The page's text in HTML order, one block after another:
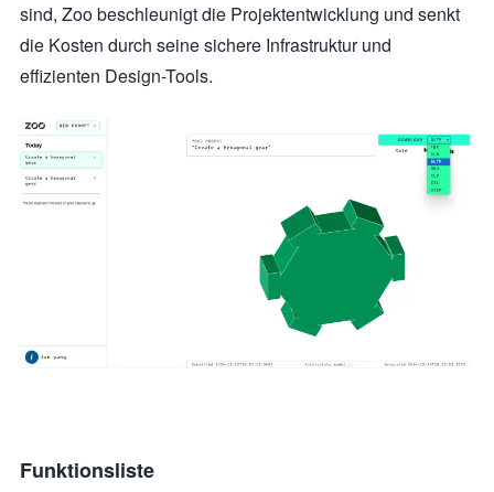
sind, Zoo beschleunigt die Projektentwicklung und senkt
die Kosten durch seine sichere Infrastruktur und
effizienten Design-Tools.
Funktionsliste